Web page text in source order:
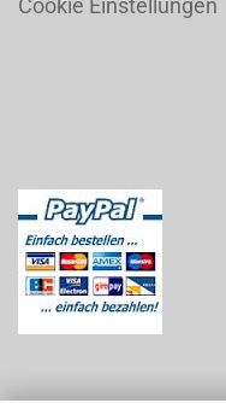
Cookie Einstellungen